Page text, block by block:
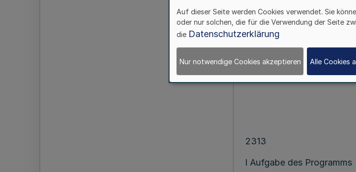
RdErl. d. Ministers für
2313
l Aufgabe des Programms
Auf dieser Seite werden Cookies verwendet. Sie
oder nur solchen, die für die Verwendung der Seite
die Datenschutzerklärung
Nur notwendige Cookies akzeptieren Alle Cookies